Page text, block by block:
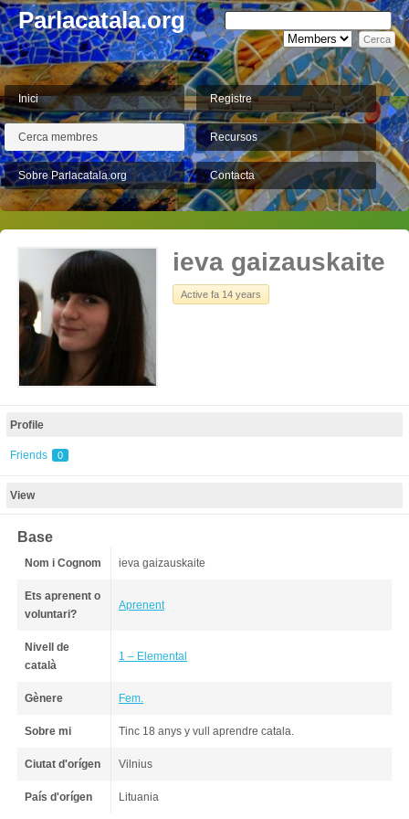
Parlacatala.org
Inici Registre
Cerca membres Recursos
Sobre Parlacatala.org Contacta
ieva gaizauskaite
Active fa 14 years
Profile
Friends 0
View
Base
Nom i Cognom ieva gaizauskaite
Ets aprenent o
voluntari?
Aprenent
Nivell de
català
1 – Elemental
Gènere Fem.
Sobre mi Tinc 18 anys y vull aprendre catala.
Ciutat d'orígen Vilnius
País d'orígen Lituania